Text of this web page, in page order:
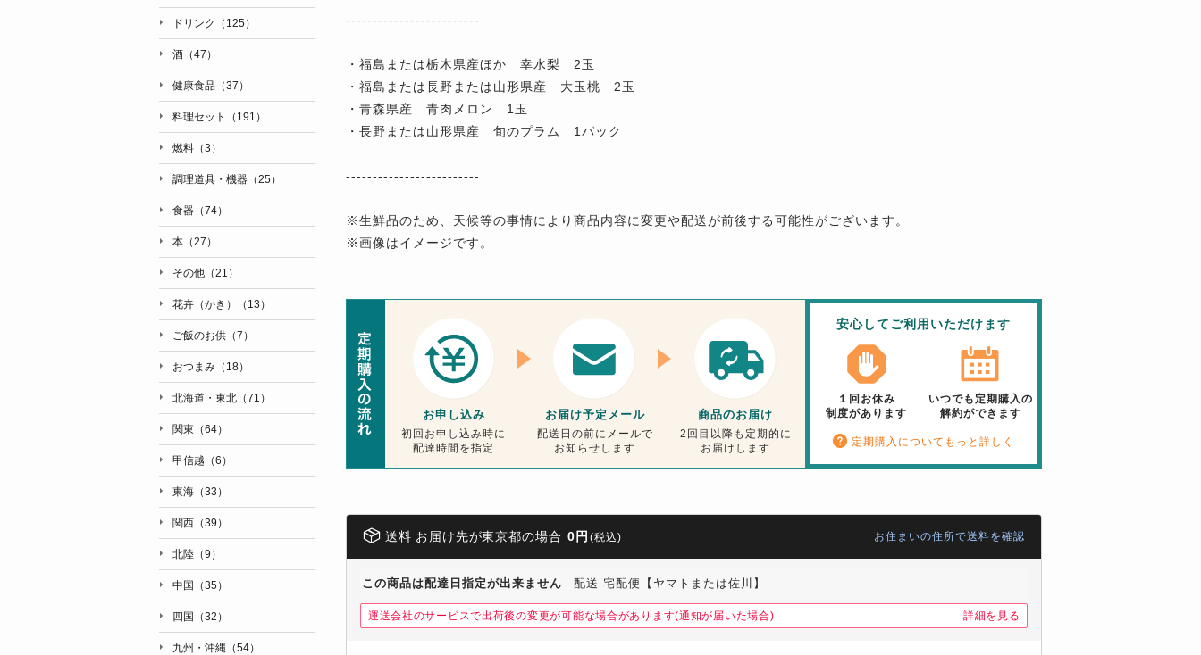
-------------------------
・福島または栃木県産ほか 幸水梨 2玉
・福島または長野または山形県産 大玉桃 2玉
・青森県産 青肉メロン 1玉
・長野または山形県産 旬のプラム 1パック
-------------------------
※生鮮品のため、天候等の事情により商品内容に変更や配送が前後する可能性がございます。
※画像はイメージです。
お申し込み
初回お申し込み時に
配達時間を指定
お届け予定メール
配送 日の前にメールで
お知らせします
商品のお届け
2回目以降も定期的に
お届けします
安心してご利用いただけます
１回お休み
制度があります
いつでも定期購入の
解約ができます
定期購入についてもっと詳しく
送料 お届け先が東京都の場合 0円 (税込) お住まいの住所で送料を確認
この商品は配達日指定が出来ません 配送 宅配便【ヤマトまたは佐川】
運送会社のサービスで出荷後の変更が可能な場合があります(通知が届いた場合) 詳細を見る
ドリンク（125）
酒（47）
健康食品（37）
料理セット（191）
燃料（3）
調理道具・機器（25）
食器（74）
本（27）
その他（21）
花卉（かき）（13）
ご飯のお供（7）
おつまみ（18）
北海道・東北（71）
関東（64）
甲信越（6）
東海（33）
関西（39）
北陸（9）
中国（35）
四国（32）
九州・沖縄（54）